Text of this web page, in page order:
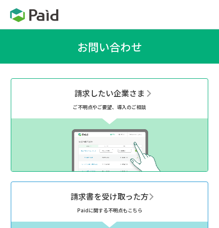
お問い合わせ
請求したい企業さま
ご不明点やご要望、導入のご相談
請求書を受け取った方
Paidに関する不明点もこちら